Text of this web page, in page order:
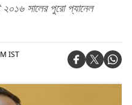
সালের পুরো প্যানেল
IST